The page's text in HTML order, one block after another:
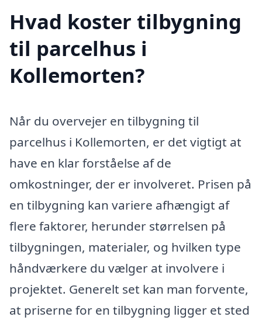
Hvad koster tilbygning
til parcelhus i
Kollemorten?
Når du overvejer en tilbygning til
parcelhus i Kollemorten, er det vigtigt at
have en klar forståelse af de
omkostninger, der er involveret. Prisen på
en tilbygning kan variere afhængigt af
flere faktorer, herunder størrelsen på
tilbygningen, materialer, og hvilken type
håndværkere du vælger at involvere i
projektet. Generelt set kan man forvente,
at priserne for en tilbygning ligger et sted